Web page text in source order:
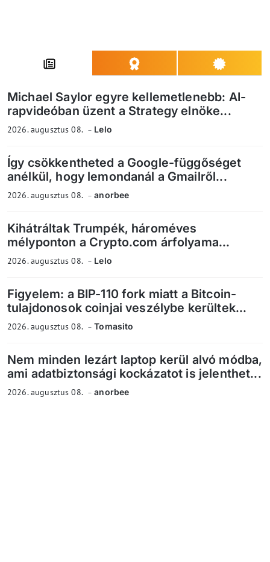
Michael Saylor egyre kellemetlenebb: AI-
rapvideóban üzent a Strategy elnöke...
2026. augusztus 08. Lelo
Így csökkentheted a Google-függőséget
anélkül, hogy lemondanál a Gmailről...
2026. augusztus 08. anorbee
Kihátráltak Trumpék, hároméves
mélyponton a Crypto.com árfolyama...
2026. augusztus 08. Lelo
Figyelem: a BIP-110 fork miatt a Bitcoin-
tulajdonosok coinjai veszélybe kerültek...
2026. augusztus 08. Tomasito
Nem minden lezárt laptop kerül alvó módba,
ami adatbiztonsági kockázatot is jelenthet...
2026. augusztus 08. anorbee